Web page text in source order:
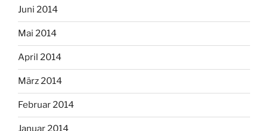
Juni 2014
Mai 2014
April 2014
März 2014
Februar 2014